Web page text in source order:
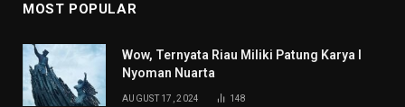
MOST POPULAR
Wow, Ternyata Riau Miliki Patung Karya I
Nyoman Nuarta
AUGUST 17, 2024 148